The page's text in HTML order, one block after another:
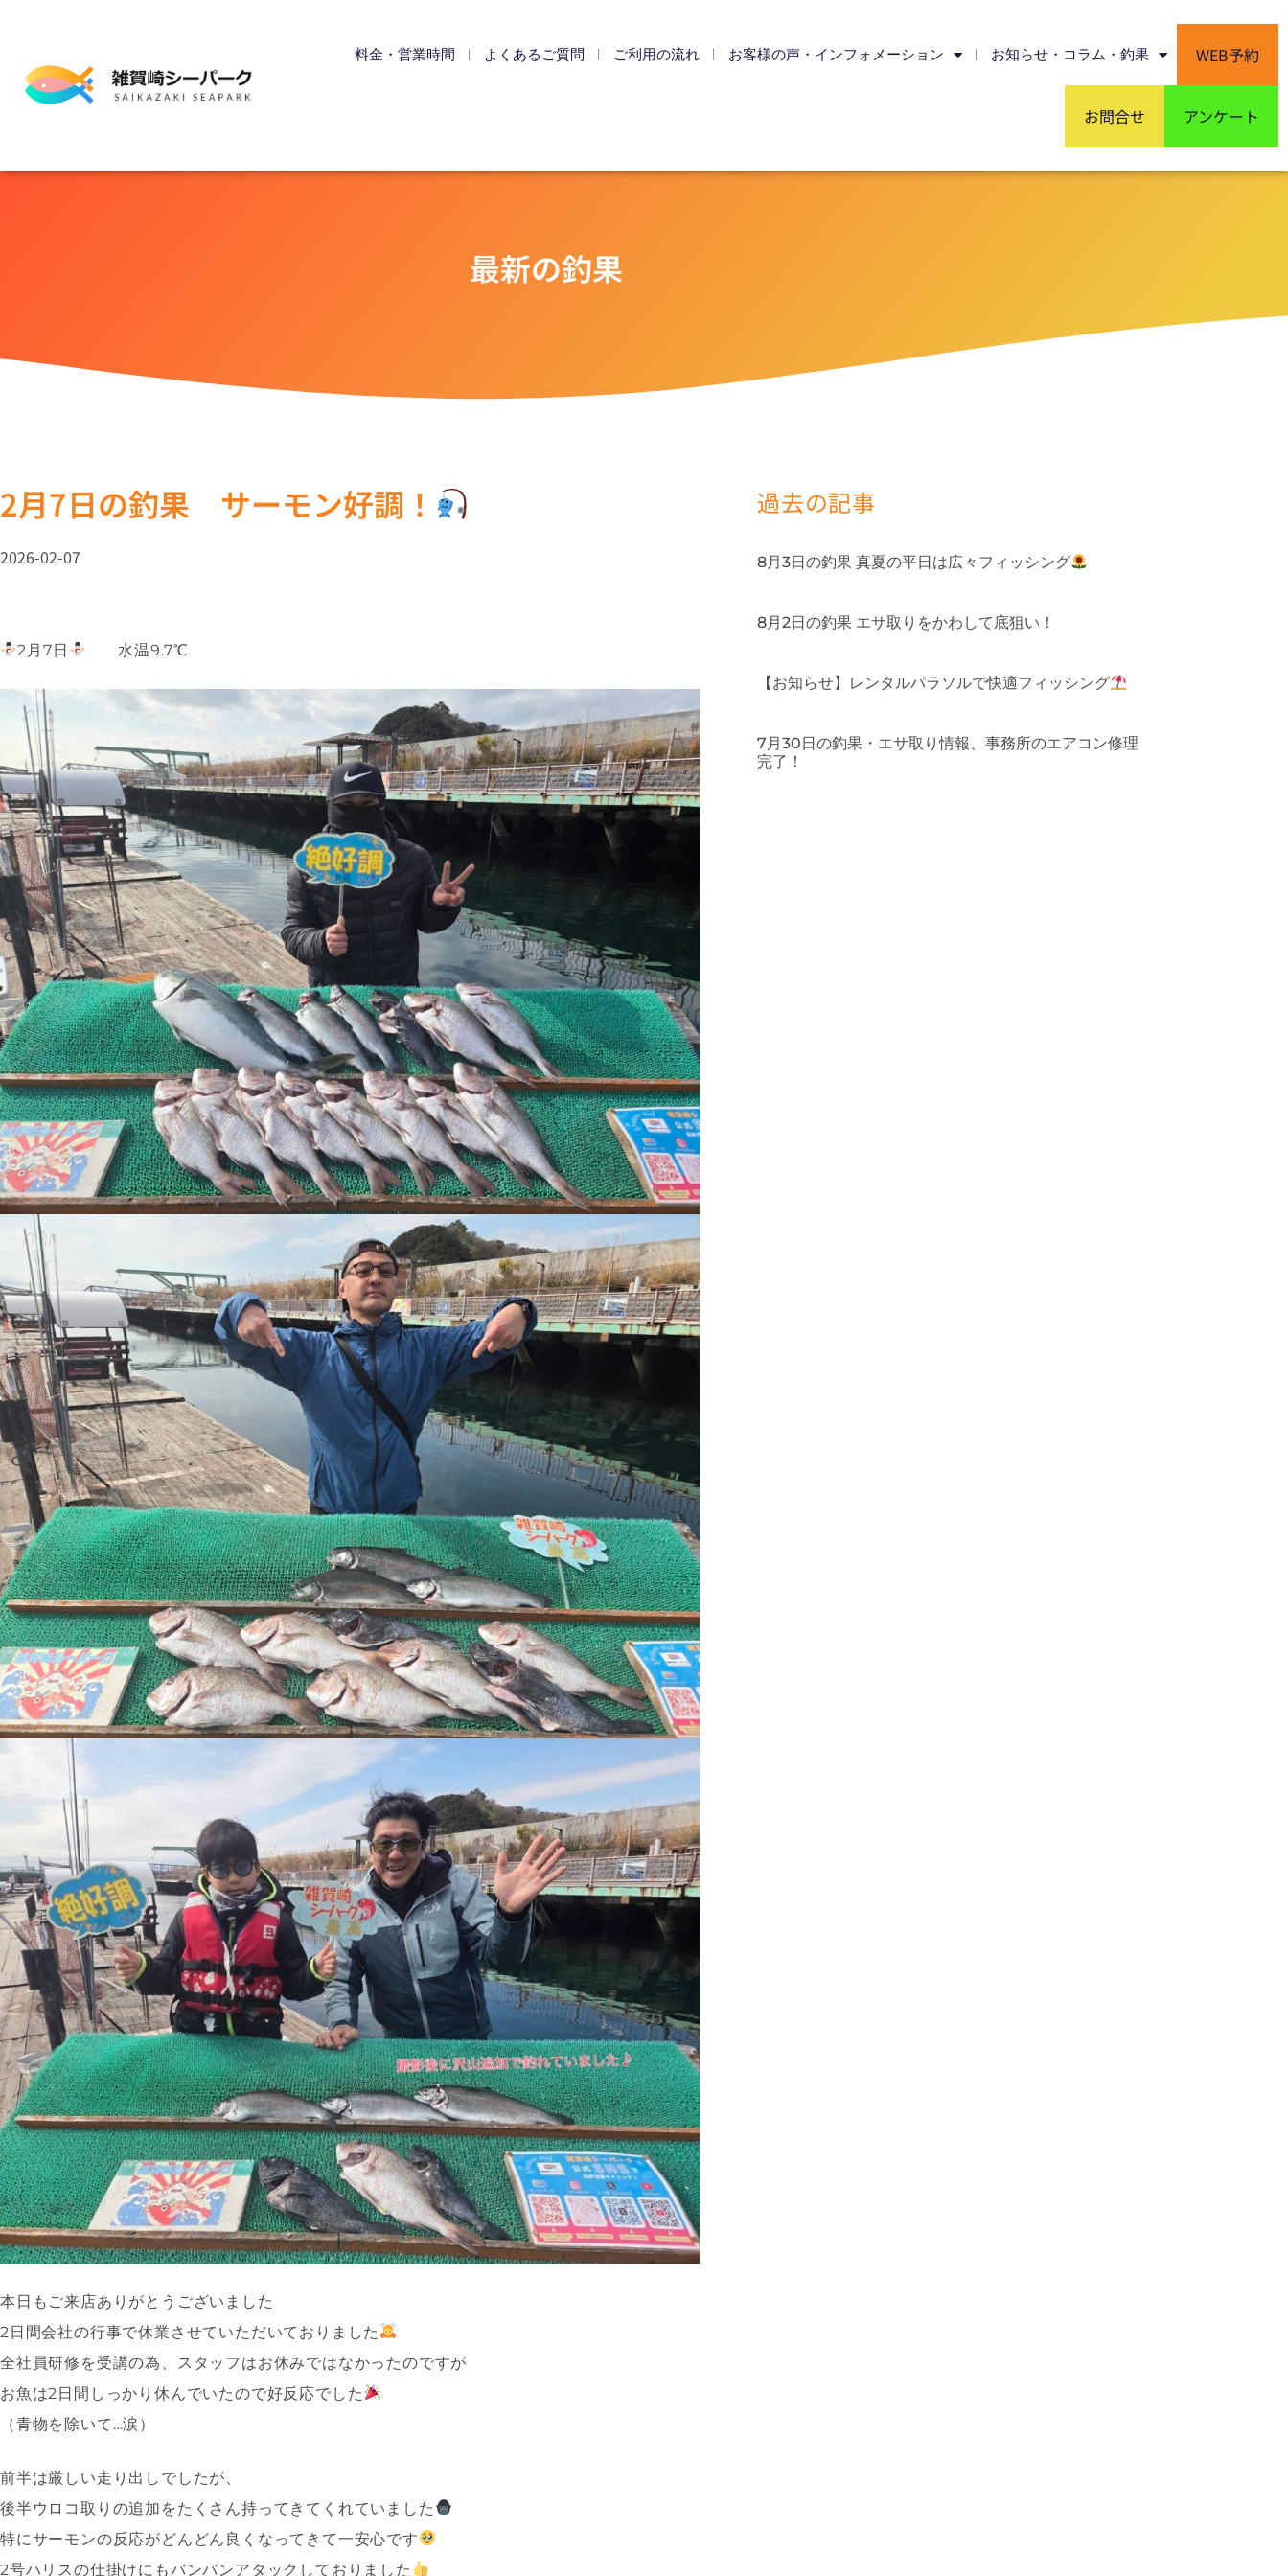
料金・営業時間 よくあるご質問 ご利用の流れ お客様の声・インフォメーション お知らせ・コラム・釣果 WEB予約
お問合せ アンケート
最新の釣果
2月7日の釣果 サーモン好調！
2026-02-07
2月7日 水温9.7℃
本日もご来店ありがとうございました
2日間会社の行事で休業させていただいておりました
全社員研修を受講の為、スタッフはお休みではなかったのですが
お魚は2日間しっかり休んでいたので好反応でした
（青物を除いて…涙）
前半は厳しい走り出しでしたが、
後半ウロコ取りの追加をたくさん持ってきてくれていました
特にサーモンの反応がどんどん良くなってきて一安心です
2号ハリスの仕掛けにもバンバンアタックしておりました
過去の記事
8月3日の釣果 真夏の平日は広々フィッシング
8月2日の釣果 エサ取りをかわして底狙い！
【お知らせ】レンタルパラソルで快適フィッシング
7月30日の釣果・エサ取り情報、事務所のエアコン修理
完了！